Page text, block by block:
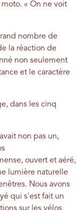
« On ne voit
nombre de
la réaction de
non seulement
et le caractère
dans les cinq
non pas un,
ouvert et aéré,
lumière naturelle
Nous avons
qui s'est fait un